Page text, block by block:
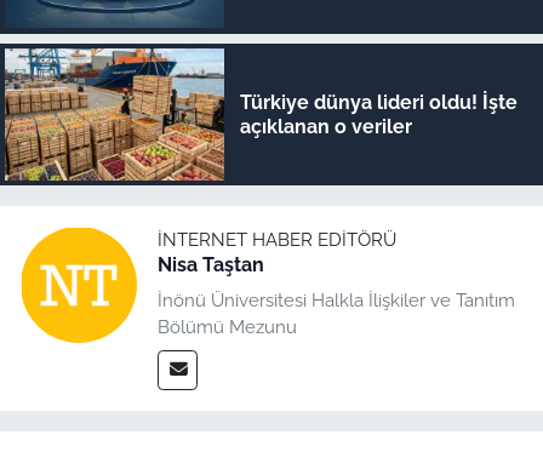
Türkiye dünya lideri oldu! İşte
açıklanan o veriler
İNTERNET HABER EDITÖRÜ
Nisa Taştan
İnönü Üniversitesi Halkla İlişkiler ve Tanıtım
Bölümü Mezunu